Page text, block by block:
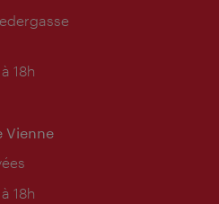
18h
Vienne
18h